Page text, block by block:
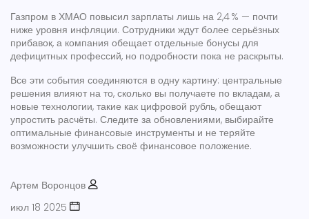
Газпром в ХМАО повысил зарплаты лишь на 2,4 % — почти
ниже уровня инфляции. Сотрудники ждут более серьёзных
прибавок, а компания обещает отдельные бонусы для
дефицитных профессий, но подробности пока не раскрыты.
Все эти события соединяются в одну картину: центральные
решения влияют на то, сколько вы получаете по вкладам, а
новые технологии, такие как цифровой рубль, обещают
упростить расчёты. Следите за обновлениями, выбирайте
оптимальные финансовые инструменты и не теряйте
возможности улучшить своё финансовое положение.
Артем Воронцов
июл 18 2025